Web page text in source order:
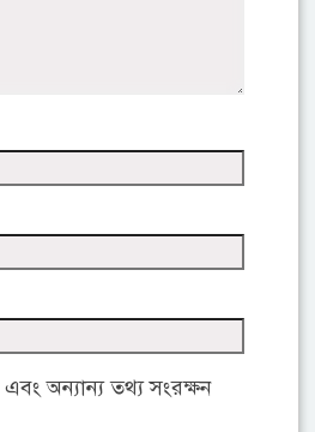
অন্যান্য তথ্য সংরক্ষন